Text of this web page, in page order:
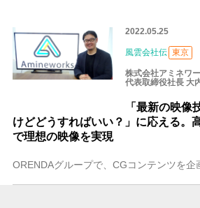
2022.05.25
風雲会社伝 東京
株式会社アミネワ
代表取締役社長 大
「最新の映像
けどどうすればいい？」に応える。
で理想の映像を実現